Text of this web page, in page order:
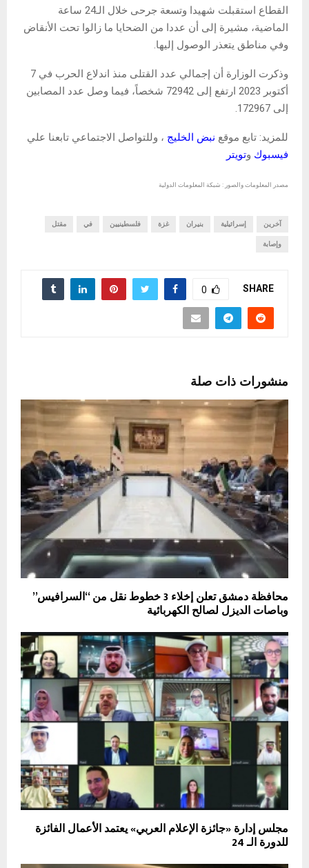
القطاع استقبلت شهيدا وتسعة جرحى خلال الـ24 ساعة
الماضية، مشيرة إلى أن عددا من الضحايا ما زالوا تحت الأنقاض
وفي مناطق يتعذر الوصول إليها.
وذكرت الوزارة أن إجمالي عدد القتلى منذ اندلاع الحرب في 7
أكتوبر 2023 ارتفع إلى 72942 شخصاً، فيما وصل عدد المصابين
إلى 172967.
للمزيد: تابع موقع نبض الخليج ، وللتواصل الاجتماعي تابعنا علي
فيسبوك وتويتر
مصدر المعلومات والصور : شبكة المعلومات الدولية
آخرين إسرائيلية بنيران غزة فلسطينيين في مقتل
وإصابة
SHARE
0
منشورات ذات صلة
محافظة دمشق تعلن إخلاء 3 خطوط نقل من “السرافيس”
وباصات الديزل لصالح الكهربائية
مجلس إدارة «جائزة الإعلام العربي» يعتمد الأعمال الفائزة
للدورة الـ 24